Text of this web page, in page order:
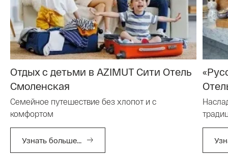
Отдых с детьми в AZIMUT Сити Отель
Смоленская
Семейное путешествие без хлопот и с
комфортом
Узнать больше...